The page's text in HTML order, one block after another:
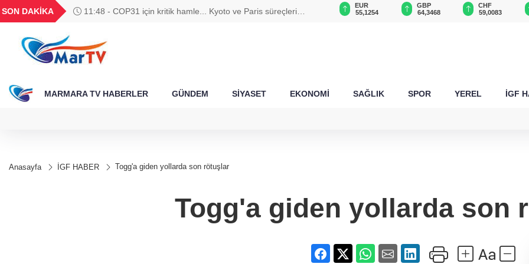
SON DAKİKA
11:48 - COP31 için kritik hamle... Kyoto ve Paris süreçleri
BGN
27,9743
0,0018
6.660,55
13.779,39
47,6787
EUR
55,1254
GBP
64,3468
CHF
59,0083
MARMARA TV HABERLER GÜNDEM SİYASET EKONOMİ SAĞLIK SPOR YEREL İGF
Anasayfa İGF HABER Togg'a giden yollarda son rötuşlar
Togg'a giden yollarda son